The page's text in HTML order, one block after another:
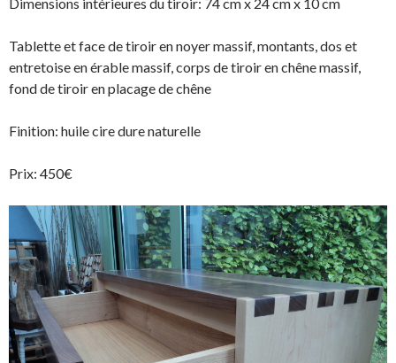
Tablette et face de tiroir en noyer massif, montants, dos et
entretoise en érable massif, corps de tiroir en chêne massif,
fond de tiroir en placage de chêne
Finition: huile cire dure naturelle
Prix: 450€